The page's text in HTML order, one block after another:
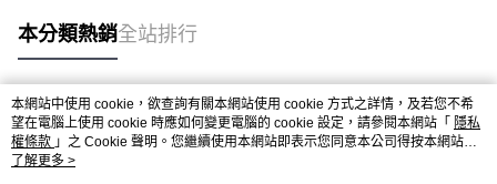
本分類熱銷全站排行
熱門標籤
本網站中使用 cookie，欲查詢有關本網站使用 cookie 方式之詳情，及若您不希
望在電腦上使用 cookie 時應如何變更電腦的 cookie 設定，請參閱本網站「 隱私
權條款 」之 Cookie 聲明。您繼續使用本網站即表示您同意本公司得按本網站使
用條款之 Cookie 聲明使用 cookie。
了解更多 >